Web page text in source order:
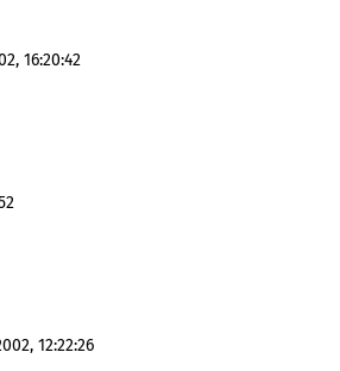
16:20:42
12:22:26